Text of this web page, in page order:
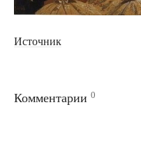
Источник
Комментарии 0